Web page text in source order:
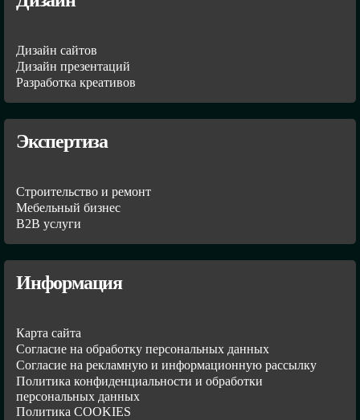
Дизайн сайтов
Дизайн презентаций
Разработка креативов
Экспертиза
Строительство и ремонт
Мебельный бизнес
В2В услуги
Информация
Карта сайта
Согласие на обработку персональных данных
Согласие на рекламную и информационную рассылку
Политика конфиденциальности и обработки
персональных данных
Политика COOKIES